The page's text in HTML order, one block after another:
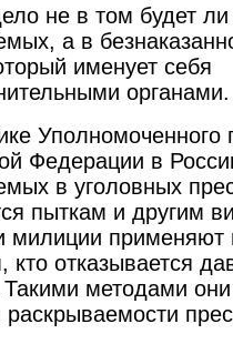
не в том будет ли
а в
именует себя
органами.
Федерации в
в уголовных
пыткам и другим
милиции применяют
кто отказывается
Такими методами
раскрываемости